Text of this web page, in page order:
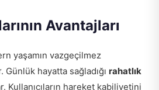
Avantajları
yaşamın vazgeçilmez
hayatta sağladığı rahatlık
Kullanıcıların hareket kabiliyetini